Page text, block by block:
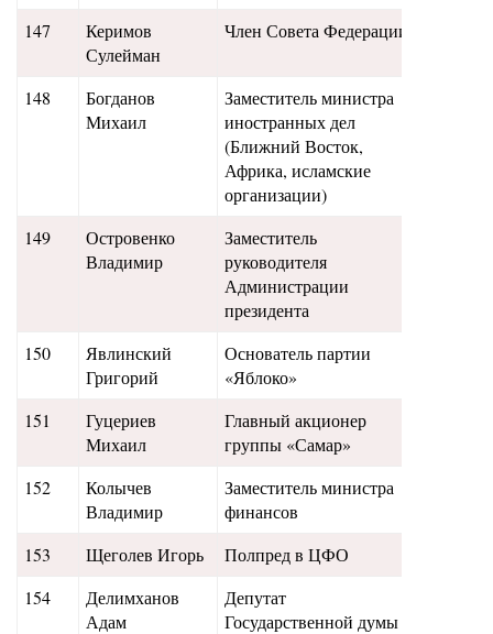
147
Керимов
Сулейман
Член Совета Федерации
148
Богданов
Михаил
Заместитель министра
иностранных дел
(Ближний Восток,
Африка, исламские
организации)
149
Островенко
Владимир
Заместитель
руководителя
Администрации
президента
150
Явлинский
Григорий
Основатель партии
«Яблоко»
151
Гуцериев
Михаил
Главный акционер
группы «Самар»
152
Колычев
Владимир
Заместитель министра
финансов
153 Щеголев Игорь Полпред в ЦФО
154
Делимханов
Адам
Депутат
Государственной думы